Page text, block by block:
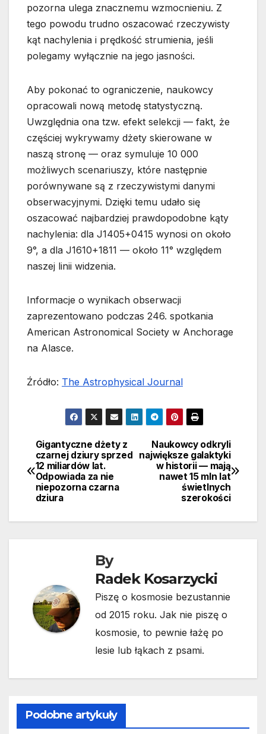
pozorna ulega znacznemu wzmocnieniu. Z
tego powodu trudno oszacować rzeczywisty
kąt nachylenia i prędkość strumienia, jeśli
polegamy wyłącznie na jego jasności.
Aby pokonać to ograniczenie, naukowcy
opracowali nową metodę statystyczną.
Uwzględnia ona tzw. efekt selekcji — fakt, że
częściej wykrywamy dżety skierowane w
naszą stronę — oraz symuluje 10 000
możliwych scenariuszy, które następnie
porównywane są z rzeczywistymi danymi
obserwacyjnymi. Dzięki temu udało się
oszacować najbardziej prawdopodobne kąty
nachylenia: dla J1405+0415 wynosi on około
9°, a dla J1610+1811 — około 11° względem
naszej linii widzenia.
Informacje o wynikach obserwacji
zaprezentowano podczas 246. spotkania
American Astronomical Society w Anchorage
na Alasce.
Źródło: The Astrophysical Journal
Nawigacja
wpisu
Naukowcy odkryli
największe galaktyki
w historii — mają
nawet 15 mln lat
świetlnych
szerokości
Gigantyczne dżety z
czarnej dziury sprzed
12 miliardów lat.
Odpowiada za nie
niepozorna czarna
dziura
By
Radek Kosarzycki
Piszę o kosmosie bezustannie
od 2015 roku. Jak nie piszę o
kosmosie, to pewnie łażę po
lesie lub łąkach z psami.
Podobne artykuły